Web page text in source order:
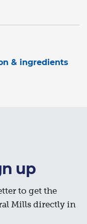
& ingredients
up
to get the
Mills directly in